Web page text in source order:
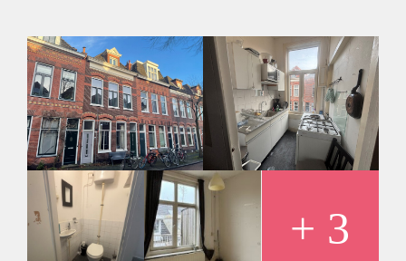
Indeling
De woning beschikt over 3 ruime slaapkamers van circa 12
m2. De keuken, badkamer en het toilet worden gedeeld met
in totaal drie huisgenoten. Daarnaast beschikt de woning over
een gezamenlijk balkon.
Huurprijs
De huurprijzen verschillen per kamer, namelijk:
- Kamer 2 (foto 4 t/m 5): € 663,25
- Kamer 3 (foto 6): € 560,09
- Kamer 4 (foto 7 t/m 8): € 560,09
De huurprijzen zijn inclusief een voorschot van €75,- voor
+ 3